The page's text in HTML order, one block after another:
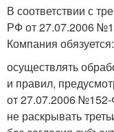
В соответствии с
РФ от 27.07.2006
Компания обязуется:
осуществлять
и правил,
от 27.07.2006
не раскрывать